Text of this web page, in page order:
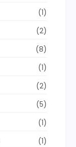
(1)
(2)
(8)
(1)
(2)
(5)
(1)
(1)